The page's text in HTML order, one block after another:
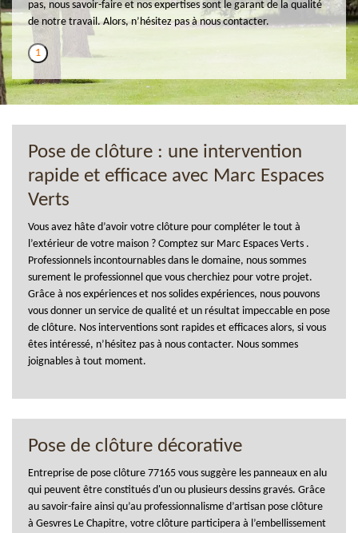
pas, nous savoir-faire et nos expertises sont le garant de la qualité
de notre travail. Alors, n’hésitez pas à nous contacter.
1
Pose de clôture : une intervention
rapide et efficace avec Marc Espaces
Verts
Vous avez hâte d’avoir votre clôture pour compléter le tout à
l’extérieur de votre maison ? Comptez sur Marc Espaces Verts .
Professionnels incontournables dans le domaine, nous sommes
surement le professionnel que vous cherchiez pour votre projet.
Grâce à nos expériences et nos solides expériences, nous pouvons
vous donner un service de qualité et un résultat impeccable en pose
de clôture. Nos interventions sont rapides et efficaces alors, si vous
êtes intéressé, n’hésitez pas à nous contacter. Nous sommes
joignables à tout moment.
Pose de clôture décorative
Entreprise de pose clôture 77165 vous suggère les panneaux en alu
qui peuvent être constitués d'un ou plusieurs dessins gravés. Grâce
au savoir-faire ainsi qu’au professionnalisme d’artisan pose clôture
à Gesvres Le Chapitre, votre clôture participera à l’embellissement